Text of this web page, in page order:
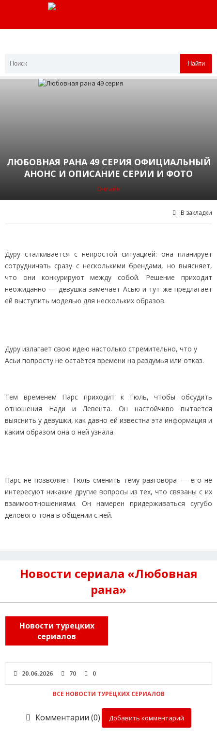
Найти
ЛЮБОВНАЯ РАНА 49 СЕРИЯ ОФИЦИАЛЬНЫЙ
АНОНС И ОПИСАНИЕ СЕРИИ И ФОТО
Онлайн
В закладки
Дуру сталкивается с непростой ситуацией: она планирует
сотрудничать сразу с несколькими брендами, но выясняет,
что они конкурируют между собой. Решение приходит
неожиданно — девушка замечает Асью и тут же предлагает
ей выступить моделью для нескольких образов.
Дуру излагает свою идею настолько стремительно, что у
Асьи попросту не остаётся времени на раздумья или отказ.
Тем временем Парс приходит к Гюль, чтобы обсудить
отношения Нади и Левента. Он настойчиво пытается
выяснить у девушки, как давно ей известна эта информация и
каким образом она о ней узнала.
Парс не позволяет Гюль сменить тему разговора — его не
интересуют никакие другие вопросы из тех, что связаны с их
взаимоотношениями. Он намерен придерживаться сугубо
делового тона в общении с ней.
Новости сериала «Любовная
рана»
Новости турецких
сериалов
20.06.2026 70 0
ВСЕ НОВОСТИ ТУРЕЦКИХ СЕРИАЛОВ
Комментарии (0) Добавить комментарий